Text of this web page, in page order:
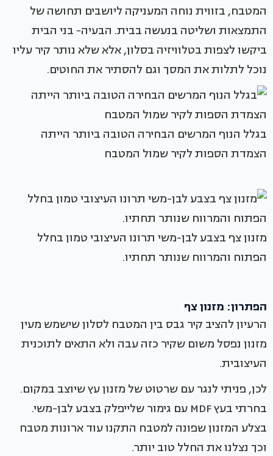
המטבח, בזווית נוחה המעניקה ליושבים תחושה של
התמצאות ושליטה בנעשה בבית. הבעיה- בני הבית
ביקשו לצפות בטלוויזיה בסלון, אלא שלא נותר קיר עליו
נוכל לתלות את המסך וגם להסתיר את החוטים.
בגלל הנוף המרשים הבחירה הטובה ביותר הייתה
הצמדת הספות לקיר שמול המטבח
מזנון צף בצבע לבן-משי תרונו העיצובי טמון בחלל
הפתוח והמרווח שנותר תחתיו.
הפתרון: מזנון צף
הרעיון להציב קיר גבס בין המטבח לסלון שישמש מעין
מזנון נפסל משום שקיר כזה עבה ולא התאים לתוכנית
העיצובית.
לכן, פניתי לנגר עם שרטוט של מזנון עץ שיוצב במקום.
בחרתי בעץ MDF עם גימור שלייפלק בצבע לבן-משי.
בצלע המזנון שפונה למטבח התקנו עוד ארונות מטבח
וכך נצלנו את החלל טוב יותר.